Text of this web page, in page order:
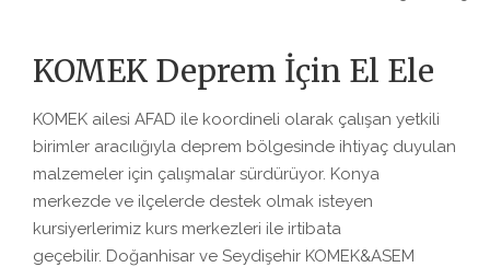
KOMEK Deprem İçin El Ele
KOMEK ailesi AFAD ile koordineli olarak çalışan yetkili
birimler aracılığıyla deprem bölgesinde ihtiyaç duyulan
malzemeler için çalışmalar sürdürüyor. Konya
merkezde ve ilçelerde destek olmak isteyen
kursiyerlerimiz kurs merkezleri ile irtibata
geçebilir. Doğanhisar ve Seydişehir KOMEK&ASEM